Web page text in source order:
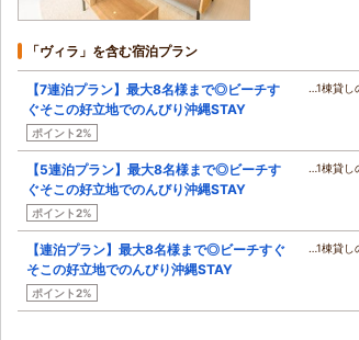
「ヴィラ」を含む宿泊プラン
【7連泊プラン】最大8名様まで◎ビーチす
ぐそこの好立地でのんびり沖縄STAY
ポイント2%
…1棟貸し
【5連泊プラン】最大8名様まで◎ビーチす
ぐそこの好立地でのんびり沖縄STAY
ポイント2%
…1棟貸し
【連泊プラン】最大8名様まで◎ビーチすぐ
そこの好立地でのんびり沖縄STAY
ポイント2%
…1棟貸し